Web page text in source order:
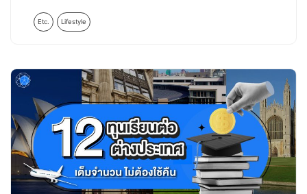
Etc. Lifestyle